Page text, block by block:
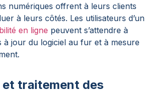
numériques offrent à leurs clients
à leurs côtés. Les utilisateurs d’un
en ligne peuvent s’attendre à
à jour du logiciel au fur et à mesure
traitement des